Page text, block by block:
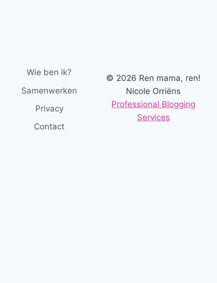
Wie ben ik?
Samenwerken
Privacy
Contact
© 2026 Ren mama, ren!
Nicole Orriëns
Professional Blogging
Services